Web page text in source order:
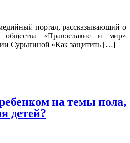
портал, рассказывающий о
«Православие и мир»
Сурыгиной «Как защитить […]
на темы пола,
детей?